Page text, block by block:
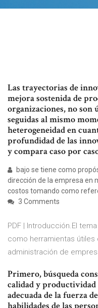
Las trayectorias de
mejora sostenida de
organizaciones, no son
seguidas al mismo
heterogeneidad en
profundidad de las
y compara caso por
bajo se tiene como
dirección de la empresa en
costos tomando como
3 Comments
PDF | Introducción.El
como herramientas
administración de
Primero, búsqueda
calidad y
adecuada de la fuerza